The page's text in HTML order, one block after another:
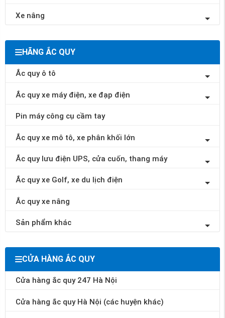
Xe nâng
HÃNG ẮC QUY
Ắc quy ô tô
Ắc quy xe máy điện, xe đạp điện
Pin máy công cụ cầm tay
Ắc quy xe mô tô, xe phân khối lớn
Ắc quy lưu điện UPS, cửa cuốn, thang máy
Ắc quy xe Golf, xe du lịch điện
Ắc quy xe nâng
Sản phẩm khác
CỬA HÀNG ẮC QUY
Cửa hàng ắc quy 247 Hà Nội
Cửa hàng ắc quy Hà Nội (các huyện khác)